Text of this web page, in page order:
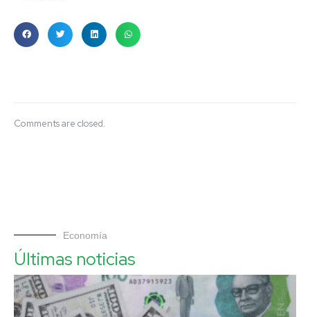
Comments are closed.
Economía
Últimas noticias